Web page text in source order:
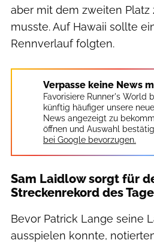
aber mit dem zweiten Platz
musste. Auf Hawaii sollte
Rennverlauf folgten.
Verpasse keine News
Favorisiere Runner's World
künftig häufiger unsere
News angezeigt zu
öffnen und Auswahl
bei Google bevorzugen.
Sam Laidlow sorgt für
Streckenrekord des
Bevor Patrick Lange seine
ausspielen konnte,